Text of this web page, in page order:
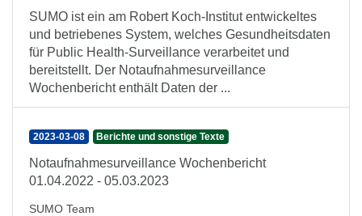
SUMO ist ein am Robert Koch-Institut entwickeltes
und betriebenes System, welches Gesundheitsdaten
für Public Health-Surveillance verarbeitet und
bereitstellt. Der Notaufnahmesurveillance
Wochenbericht enthält Daten der ...
2023-03-08 Berichte und sonstige Texte
Notaufnahmesurveillance Wochenbericht
01.04.2022 - 05.03.2023
SUMO Team